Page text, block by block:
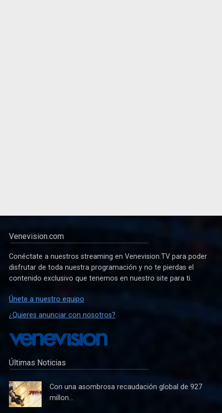
Venevision.com
Conéctate a nuestros streaming en Venevision.TV para poder
disfrutar de toda nuestra programación y no te pierdas el
contenido exclusivo que tenemos en nuestro site para ti.
Únete a nuestro equipo
¿Quieres anunciar con nosotros?
Últimas Noticias
Con una asombrosa recaudación global de 927
millon...